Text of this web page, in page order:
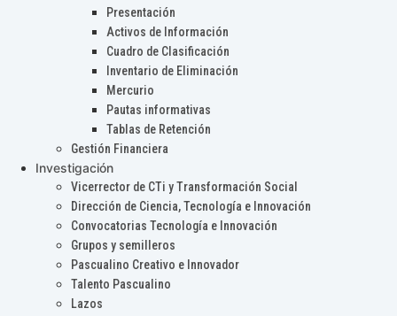
Presentación
Activos de Información
Cuadro de Clasificación
Inventario de Eliminación
Mercurio
Pautas informativas
Tablas de Retención
Gestión Financiera
Investigación
Vicerrector de CTi y Transformación Social
Dirección de Ciencia, Tecnología e Innovación
Convocatorias Tecnología e Innovación
Grupos y semilleros
Pascualino Creativo e Innovador
Talento Pascualino
Lazos